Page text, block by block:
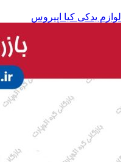
لوازم یدکی کیا اپیروس